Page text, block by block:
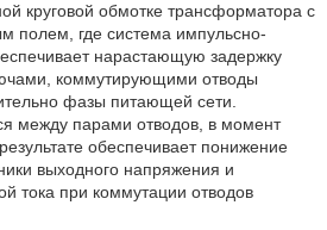
круговой обмотке трансформатора с
полем, где система импульсно-
нарастающую задержку
коммутирующими отводы
фазы питающей сети.
между парами отводов, в момент
обеспечивает понижение
выходного напряжения и
тока при коммутации отводов